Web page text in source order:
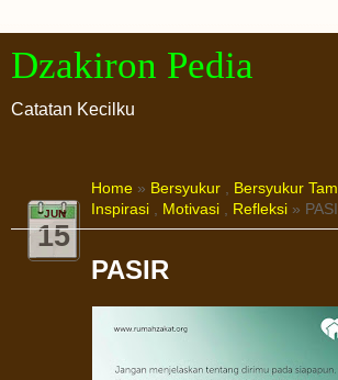
Dzakiron Pedia
Catatan Kecilku
JUN
15
Home » Bersyukur , Bersyukur
Inspirasi , Motivasi , Refleksi »
PASIR